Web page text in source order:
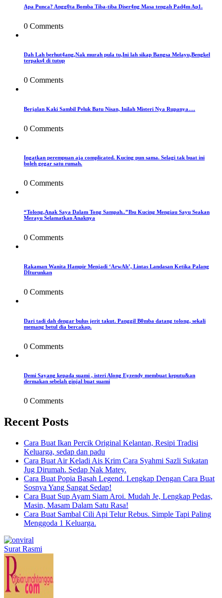
Apa Punca? Angg0ta Bomba Tiba-tiba Diser4ng Masa tengah Pad4m Ap1.
0 Comments
Dah Lah berhut4ang,Nak murah pula tu,Ini lah sikap Bangsa Melayu,Bengkel
terpaks4 di tutup
0 Comments
Berjalan Kaki Sambil Peluk Batu Nisan, Inilah Misteri Nya Rupanya….
0 Comments
Ingatkan perempuan aja complicated. Kucing pun sama. Selagi tak buat ini
boleh gegar satu rumah.
0 Comments
“Tolong,Anak Saya Dalam Tong Sampah..”Ibu Kucing Mengiau Sayu Seakan
Merayu Selamatkan Anaknya
0 Comments
Rakaman Wanita Hampir Menjadi ‘ArwAh’, Lintas Landasan Ketika Palang
DIturunkan
0 Comments
Dari tadi dah dengar bulus jerit takut. Panggil B0mba datang tolong, sekali
memang betul dia bercakap.
0 Comments
Demi Sayang kepada suami , isteri Along Eyzendy membuat keputu&an
dermakan sebelah ginjal buat suami
0 Comments
Recent Posts
Cara Buat Ikan Percik Original Kelantan, Resipi Tradisi
Keluarga, sedap dan padu
Cara Buat Air Keladi Ais Krim Cara Syahmi Sazli Sukatan
Jug Dirumah. Sedap Nak Matey.
Cara Buat Popia Basah Legend. Lengkap Dengan Cara Buat
Sosnya Yang Sangat Sedap!
Cara Buat Sup Ayam Siam Aroi. Mudah Je, Lengkap Pedas,
Masin, Masam Dalam Satu Rasa!
Cara Buat Sambal Cili Api Telur Rebus. Simple Tapi Paling
Menggoda 1 Keluarga.
Surat Rasmi